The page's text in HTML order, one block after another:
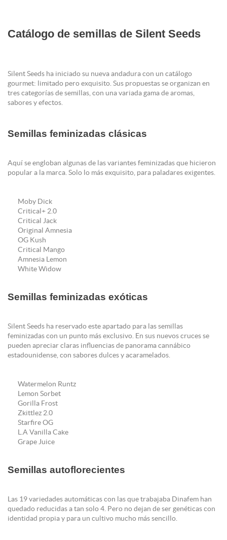
Catálogo de semillas de Silent Seeds
Silent Seeds ha iniciado su nueva andadura con un catálogo
gourmet: limitado pero exquisito. Sus propuestas se organizan en
tres categorías de semillas, con una variada gama de aromas,
sabores y efectos.
Semillas feminizadas clásicas
Aquí se engloban algunas de las variantes feminizadas que hicieron
popular a la marca. Solo lo más exquisito, para paladares exigentes.
Moby Dick
Critical+ 2.0
Critical Jack
Original Amnesia
OG Kush
Critical Mango
Amnesia Lemon
White Widow
Semillas feminizadas exóticas
Silent Seeds ha reservado este apartado para las semillas
feminizadas con un punto más exclusivo. En sus nuevos cruces se
pueden apreciar claras influencias de panorama cannábico
estadounidense, con sabores dulces y acaramelados.
Watermelon Runtz
Lemon Sorbet
Gorilla Frost
Zkittlez 2.0
Starfire OG
L.A Vanilla Cake
Grape Juice
Semillas autoflorecientes
Las 19 variedades automáticas con las que trabajaba Dinafem han
quedado reducidas a tan solo 4. Pero no dejan de ser genéticas con
identidad propia y para un cultivo mucho más sencillo.